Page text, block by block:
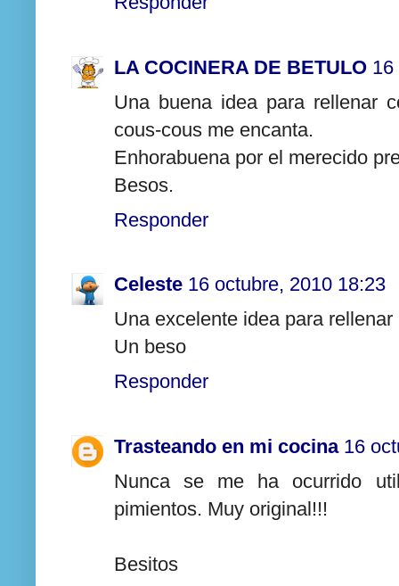
LA COCINERA DE BETULO 16
Una buena idea para rellenar
cous-cous me encanta.
Enhorabuena por el merecido
Besos.
Responder
Celeste 16 octubre, 2010 18:23
Una excelente idea para
Un beso
Responder
Trasteando en mi cocina 16
Nunca se me ha ocurrido
pimientos. Muy original!!!
Besitos